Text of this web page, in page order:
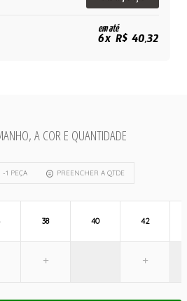
em até
6x R$ 40,32
A COR E QUANTIDADE
-1 PEÇA PREENCHER A QTDE
38 40 42